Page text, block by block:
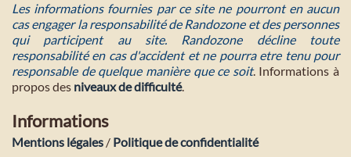
Les informations fournies par ce site ne pourront en aucun
cas engager la responsabilité de Randozone et des personnes
qui participent au site. Randozone décline toute
responsabilité en cas d'accident et ne pourra etre tenu pour
responsable de quelque manière que ce soit. Informations à
propos des niveaux de difficulté.
Informations
Mentions légales / Politique de confidentialité